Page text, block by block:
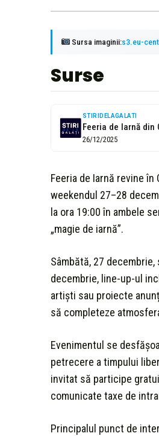
Sursa imaginii:s3.eu-
Surse
STIRIDELAGALATI
26/12/2025
Feeria de Iarnă revine
weekendul 27–28
la ora 19:00 în ambele
„magie de iarnă”.
Sâmbătă, 27
decembrie, line-up-ul
artiști sau proiecte
să completeze
Evenimentul se
petrecere a timpului
invitat să participe
comunicate taxe de
Principalul punct de